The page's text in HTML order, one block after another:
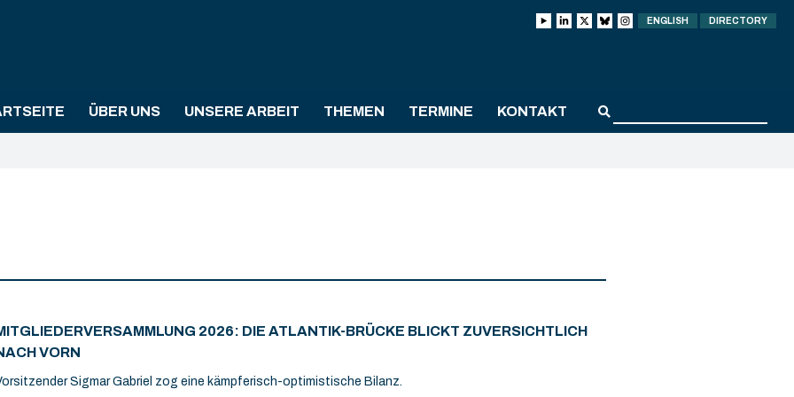
ENGLISH DIRECTORY
ÜBER UNS UNSERE ARBEIT THEMEN TERMINE KONTAKT
2026: DIE ATLANTIK-BRÜCKE BLICKT ZUVERSICHTLICH
VORN
Sigmar Gabriel zog eine kämpferisch-optimistische Bilanz.